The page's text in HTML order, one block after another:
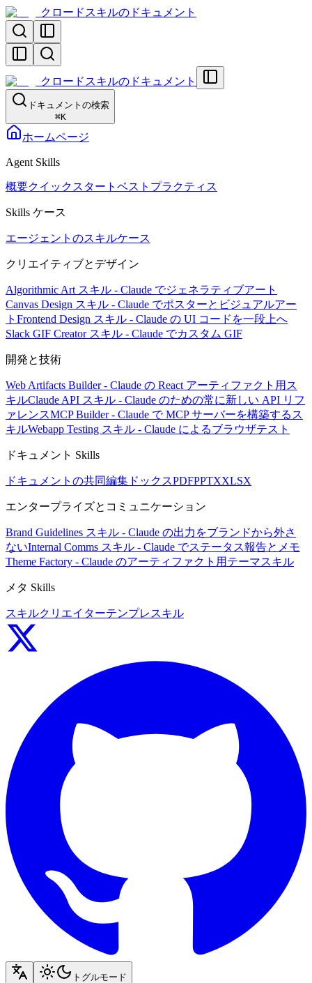
クロードスキルのドキュメント
クロードスキルのドキュメント
ドキュメントの検索
⌘K
ホームページ
Agent Skills
概要クイックスタート ベストプラクティス
Skills ケース
エージェントのスキルケース
クリエイティブとデザイン
Algorithmic Art スキル - Claude でジェネラティブアート
Canvas Design スキル - Claude でポスターとビジュアルアー
ト Frontend Design スキル - Claude の UI コードを一段上へ
Slack GIF Creator スキル - Claude でカスタム GIF
開発と技術
Web Artifacts Builder - Claude の React アーティファクト用ス
キルClaude API スキル - Claude のための常に新しい API リフ
ァレンスMCP Builder - Claude で MCP サーバーを構築するス
キルWebapp Testing スキル - Claude によるブラウザテスト
ドキュメント Skills
ドキュメントの共同編集 ドックスPDFPPTXXLSX
エンタープライズとコミュニケーション
Brand Guidelines スキル - Claude の出力をブランドから外さ
ないInternal Comms スキル - Claude でステータス報告とメモ
Theme Factory - Claude のアーティファクト用テーマスキル
メタ Skills
スキルクリエイターテンプレスキル
トグルモード